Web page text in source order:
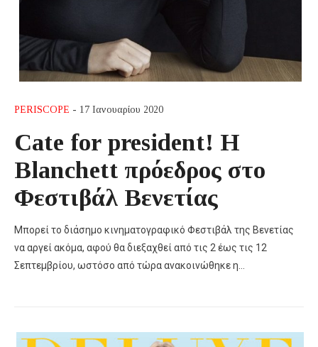
PERISCOPE - 17 Ιανουαρίου 2020
Cate for president! Η
Blanchett πρόεδρος στο
Φεστιβάλ Βενετίας
Μπορεί το διάσημο κινηματογραφικό Φεστιβάλ της Βενετίας
να αργεί ακόμα, αφού θα διεξαχθεί από τις 2 έως τις 12
Σεπτεμβρίου, ωστόσο από τώρα ανακοινώθηκε η…